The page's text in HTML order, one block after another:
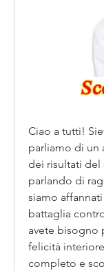
Ciao a tutti!
parliamo di un
dei risultati del
parlando di
siamo
battaglia
avete bisogno
felicità
completo e